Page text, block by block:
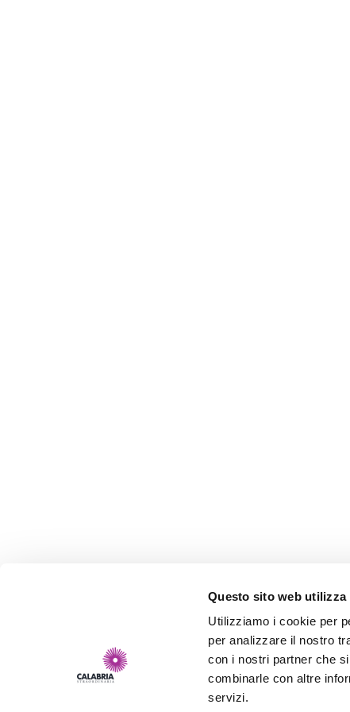
Questo sito web utilizza
Utilizziamo i cookie per
per analizzare il nostro
con i nostri partner che
combinarle con altre
servizi.